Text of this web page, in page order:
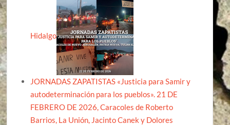
Hidalgo
JORNADAS ZAPATISTAS «Justicia para Samir y
autodeterminación para los pueblos». 21 DE
FEBRERO DE 2026, Caracoles de Roberto
Barrios, La Unión, Jacinto Canek y Dolores